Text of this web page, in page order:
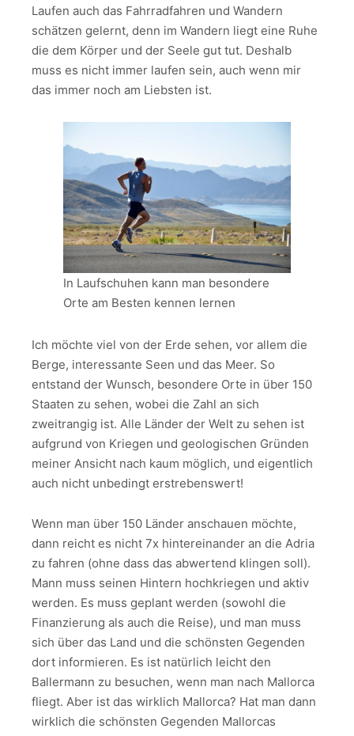
Laufen auch das Fahrradfahren und Wandern
schätzen gelernt, denn im Wandern liegt eine Ruhe
die dem Körper und der Seele gut tut. Deshalb
muss es nicht immer laufen sein, auch wenn mir
das immer noch am Liebsten ist.
In Laufschuhen kann man besondere
Orte am Besten kennen lernen
Ich möchte viel von der Erde sehen, vor allem die
Berge, interessante Seen und das Meer. So
entstand der Wunsch, besondere Orte in über 150
Staaten zu sehen, wobei die Zahl an sich
zweitrangig ist. Alle Länder der Welt zu sehen ist
aufgrund von Kriegen und geologischen Gründen
meiner Ansicht nach kaum möglich, und eigentlich
auch nicht unbedingt erstrebenswert!
Wenn man über 150 Länder anschauen möchte,
dann reicht es nicht 7x hintereinander an die Adria
zu fahren (ohne dass das abwertend klingen soll).
Mann muss seinen Hintern hochkriegen und aktiv
werden. Es muss geplant werden (sowohl die
Finanzierung als auch die Reise), und man muss
sich über das Land und die schönsten Gegenden
dort informieren. Es ist natürlich leicht den
Ballermann zu besuchen, wenn man nach Mallorca
fliegt. Aber ist das wirklich Mallorca? Hat man dann
wirklich die schönsten Gegenden Mallorcas